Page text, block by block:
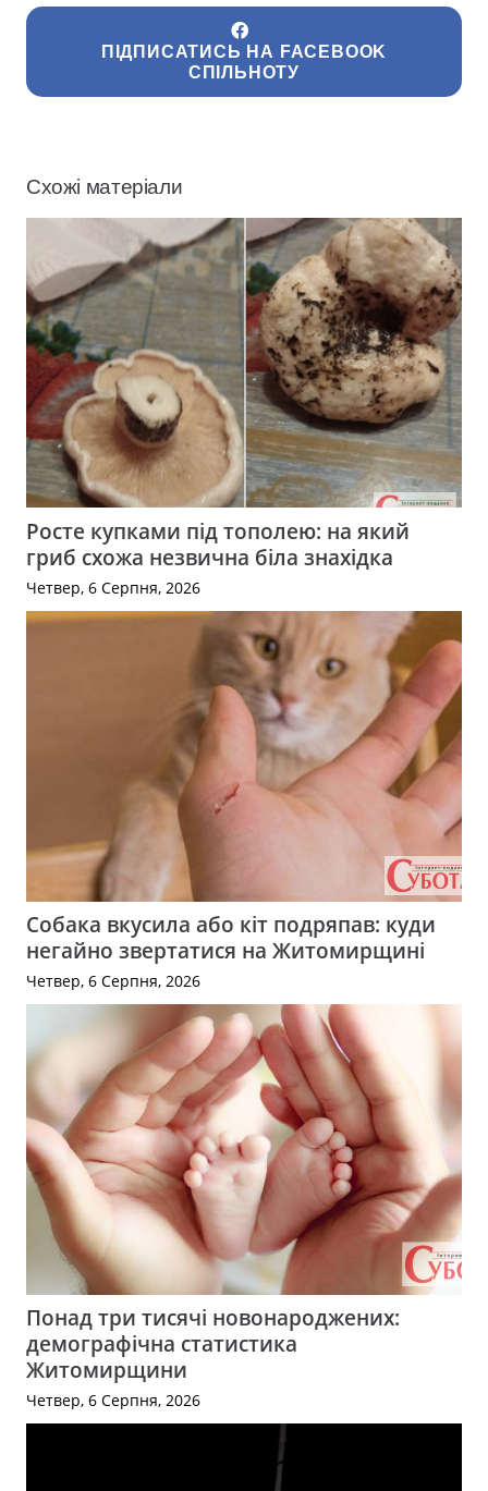
ПІДПИСАТИСЬ НА FACEBOOK
СПІЛЬНОТУ
Схожі матеріали
Росте купками під тополею: на який
гриб схожа незвична біла знахідка
Четвер, 6 Серпня, 2026
Собака вкусила або кіт подряпав: куди
негайно звертатися на Житомирщині
Четвер, 6 Серпня, 2026
Понад три тисячі новонароджених:
демографічна статистика
Житомирщини
Четвер, 6 Серпня, 2026